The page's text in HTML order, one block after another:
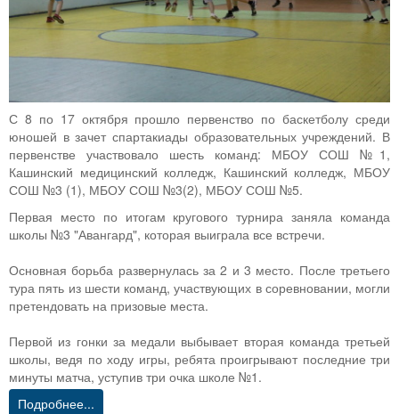
С 8 по 17 октября прошло первенство по баскетболу среди
юношей в зачет спартакиады образовательных учреждений. В
первенстве участвовало шесть команд: МБОУ СОШ №1,
Кашинский медицинский колледж, Кашинский колледж, МБОУ
СОШ №3 (1), МБОУ СОШ №3(2), МБОУ СОШ №5.
Первая место по итогам кругового турнира заняла команда
школы №3 "Авангард", которая выиграла все встречи.
Основная борьба развернулась за 2 и 3 место. После третьего
тура пять из шести команд, участвующих в соревновании, могли
претендовать на призовые места.
Первой из гонки за медали выбывает вторая команда третьей
школы, ведя по ходу игры, ребята проигрывают последние три
минуты матча, уступив три очка школе №1.
Подробнее...